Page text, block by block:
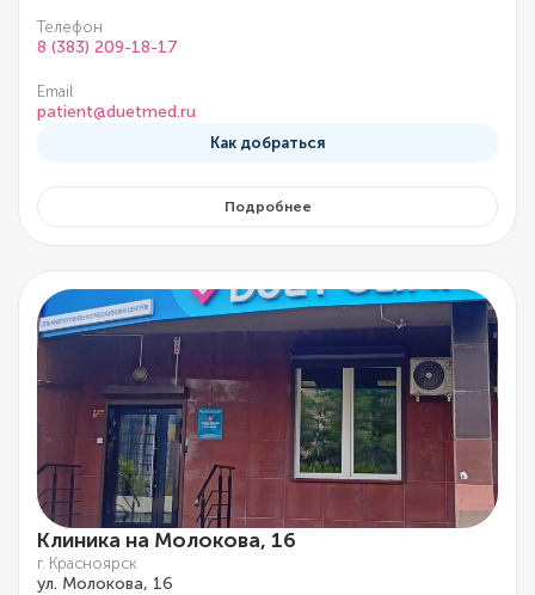
Телефон
8 (383) 209-18-17
Email
patient@duetmed.ru
Как добраться
Подробнее
Клиника на Молокова, 16
г. Красноярск
ул. Молокова, 16